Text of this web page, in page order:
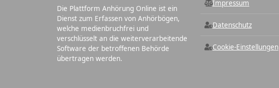
Die Plattform Anhörung Online ist ein
Dienst zum Erfassen von Anhörbögen,
welche medienbruchfrei und
verschlüsselt an die weiterverarbeitende
Software der betroffenen Behörde
übertragen werden.
Impressum
Datenschutz
Cookie-Einstellungen